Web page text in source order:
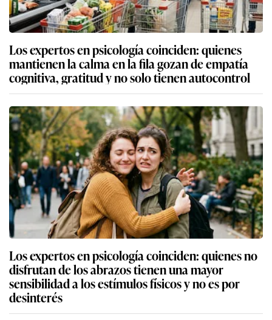
Los expertos en psicología coinciden: quienes
mantienen la calma en la fila gozan de empatía
cognitiva, gratitud y no solo tienen autocontrol
Los expertos en psicología coinciden: quienes no
disfrutan de los abrazos tienen una mayor
sensibilidad a los estímulos físicos y no es por
desinterés